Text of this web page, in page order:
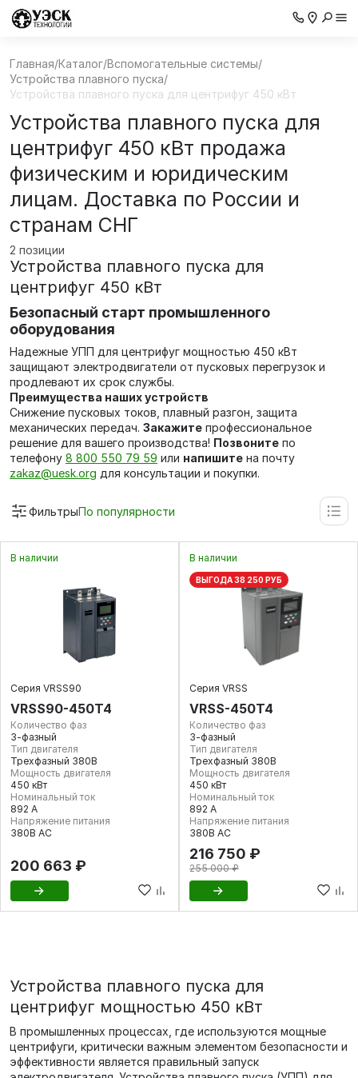
Главная/Каталог/Вспомогательные системы/
Устройства плавного пуска/
Устройства плавного пуска для центрифуг 450 кВт
Устройства плавного пуска для
центрифуг 450 кВт продажа
физическим и юридическим
лицам. Доставка по России и
странам СНГ
2 позиции
Устройства плавного пуска для
центрифуг 450 кВт
Безопасный старт промышленного
оборудования
Надежные УПП для центрифуг мощностью 450 кВт
защищают электродвигатели от пусковых перегрузок и
продлевают их срок службы.
Преимущества наших устройств
Снижение пусковых токов, плавный разгон, защита
механических передач. Закажите профессиональное
решение для вашего производства! Позвоните по
телефону 8 800 550 79 59 или напишите на почту
zakaz@uesk.org для консультации и покупки.
ФильтрыПо популярности
В наличии
Серия VRSS90
VRSS90-450T4
Количество фаз
3-фазный
Тип двигателя
Трехфазный 380В
Мощность двигателя
450 кВт
Номинальный ток
892 А
Напряжение питания
380В AC
200 663 ₽
В наличии
ВЫГОДА 38 250 РУБ
Серия VRSS
VRSS-450T4
Количество фаз
3-фазный
Тип двигателя
Трехфазный 380В
Мощность двигателя
450 кВт
Номинальный ток
892 А
Напряжение питания
380В AC
216 750 ₽
255 000 ₽
Устройства плавного пуска для
центрифуг мощностью 450 кВт
В промышленных процессах, где используются мощные
центрифуги, критически важным элементом безопасности и
эффективности является правильный запуск